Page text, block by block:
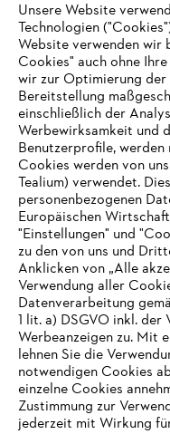
Unternehmen
Häufig gestellte
Service
IHR
Sie nutzen einen
Unsere Website
Technologien
Website verwenden
Cookies" auch ohne
wir zur Optimierung
Bereitstellung
einschließlich der
Werbewirksamkeit und
Benutzerprofile,
Cookies werden von
Tealium) verwendet.
personenbezogenen
Europäischen
"Einstellungen" und
zu den von uns und
Anklicken von „Alle
Verwendung aller
Datenverarbeitung
1 lit. a) DSGVO inkl.
Werbeanzeigen zu. Mit
lehnen Sie die
notwendigen Cookies
einzelne Cookies
Zustimmung zur
jederzeit mit Wirkung